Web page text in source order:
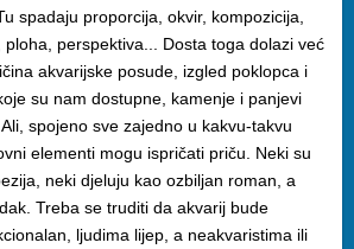
spadaju proporcija, okvir, kompozicija,
ploha, perspektiva... Dosta toga dolazi već
akvarijske posude, izgled poklopca i
su nam dostupne, kamenje i panjevi
spojeno sve zajedno u kakvu-takvu
elementi mogu ispričati priču. Neki su
neki djeluju kao ozbiljan roman, a
Treba se truditi da akvarij bude
ljudima lijep, a neakvaristima ili